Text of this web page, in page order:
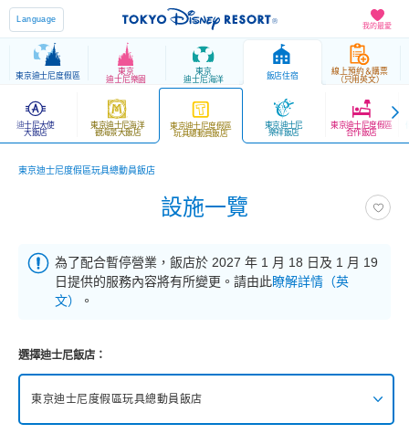
我的最愛
Language
東京迪士尼度假區
東京
迪士尼樂園
東京
迪士尼海洋
飯店住宿
線上預約＆購票
（只用英文）
迪士尼大使
大飯店
東京迪士尼海洋
觀海景大飯店
東京迪士尼度假區
玩具總動員飯店
東京迪士尼
樂祥飯店
東京迪士尼度假區
合作飯店
東京迪士尼度假區玩具總動員飯店
設施一覽
為了配合暫停營業，飯店於 2027 年 1 月 18 日及 1 月 19
日提供的服務內容將有所變更。請由此瞭解詳情（英
文）
。
選擇迪士尼飯店：
東京迪士尼度假區玩具總動員飯店